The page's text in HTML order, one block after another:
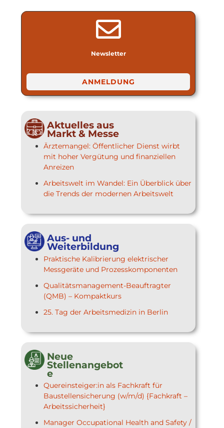
Newsletter
ANMELDUNG
Aktuelles aus
Markt & Messe
Ärztemangel: Öffentlicher Dienst wirbt
mit hoher Vergütung und finanziellen
Anreizen
Arbeitswelt im Wandel: Ein Überblick über
die Trends der modernen Arbeitswelt
Aus- und
Weiterbildung
Praktische Kalibrierung elektrischer
Messgeräte und Prozesskomponenten
Qualitätsmanagement-Beauftragter
(QMB) – Kompaktkurs
25. Tag der Arbeitsmedizin in Berlin
Neue
Stellenangebot
e
Quereinsteiger:in als Fachkraft für
Baustellensicherung (w/m/d) {Fachkraft –
Arbeitssicherheit}
Manager Occupational Health and Safety /